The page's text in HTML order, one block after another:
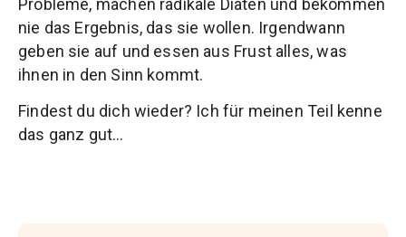
Probleme, machen radikale Diäten und bekommen
nie das Ergebnis, das sie wollen. Irgendwann
geben sie auf und essen aus Frust alles, was
ihnen in den Sinn kommt.
Findest du dich wieder? Ich für meinen Teil kenne
das ganz gut…